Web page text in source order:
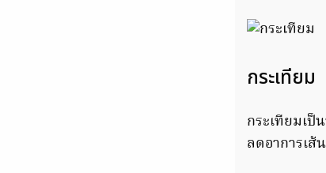
กระเทียม
กระเทียมเ
ลดอาการเส้